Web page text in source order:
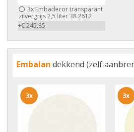
3x Embadecor transparant
zilvergrijs 2,5 liter 38.2612
+€ 245,85
Embalan dekkend (zelf
3x 3x